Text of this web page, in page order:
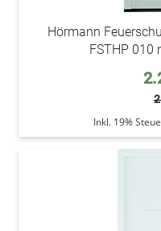
Hörmann
FSTHP 010
Inkl. 19%